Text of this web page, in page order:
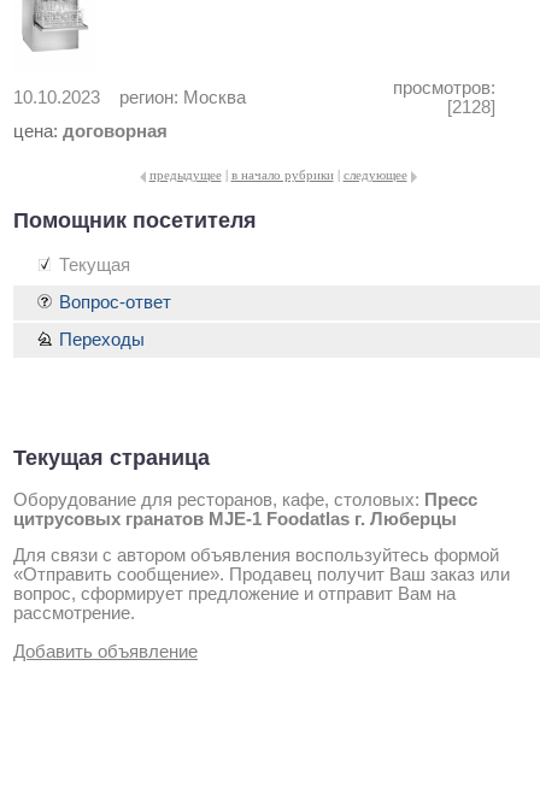
10.10.2023 регион: Москва
просмотров:
[2128]
цена: договорная
предыдущее | в начало рубрики | следующее
Помощник посетителя
Текущая
Текущая страница
Оборудование для ресторанов, кафе, столовых: Пресс
цитрусовых гранатов MJE-1 Foodatlas г. Люберцы
Для связи с автором объявления воспользуйтесь формой
«Отправить сообщение». Продавец получит Ваш заказ или
вопрос, сформирует предложение и отправит Вам на
рассмотрение.
Добавить объявление
Вопрос-ответ
Переходы